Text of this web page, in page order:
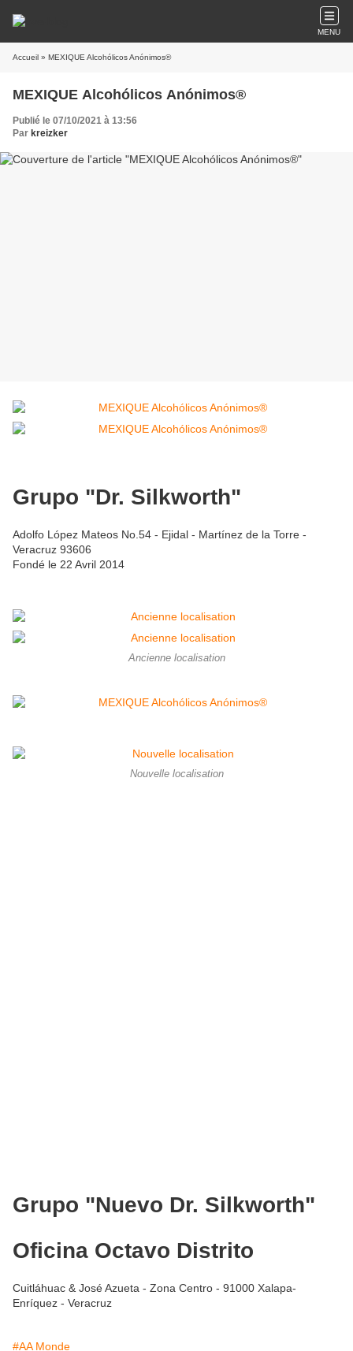
MENU
Accueil » MEXIQUE Alcohólicos Anónimos®
MEXIQUE Alcohólicos Anónimos®
Publié le 07/10/2021 à 13:56
Par kreizker
Grupo "Dr. Silkworth"
Adolfo López Mateos No.54 - Ejidal - Martínez de la Torre -
Veracruz 93606
Fondé le 22 Avril 2014
Ancienne localisation
Nouvelle localisation
Grupo "Nuevo Dr. Silkworth"
Oficina Octavo Distrito
Cuitláhuac & José Azueta - Zona Centro - 91000 Xalapa-
Enríquez - Veracruz
#AA Monde